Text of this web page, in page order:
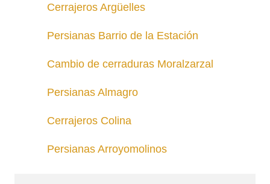
Cerrajeros Argüelles
Persianas Barrio de la Estación
Cambio de cerraduras Moralzarzal
Persianas Almagro
Cerrajeros Colina
Persianas Arroyomolinos